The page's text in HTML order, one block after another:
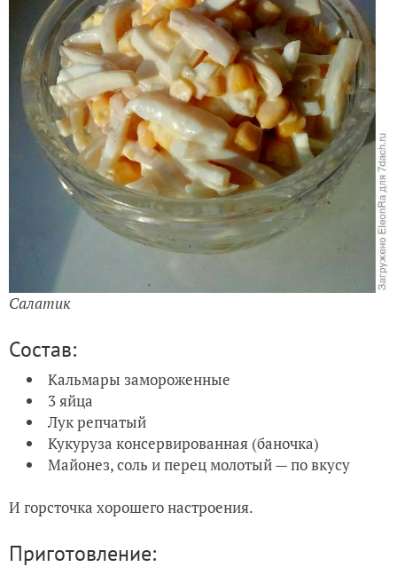
Салатик
Состав:
Кальмары замороженные
3 яйца
Лук репчатый
Кукуруза консервированная (баночка)
Майонез, соль и перец молотый — по вкусу
И горсточка хорошего настроения.
Приготовление: